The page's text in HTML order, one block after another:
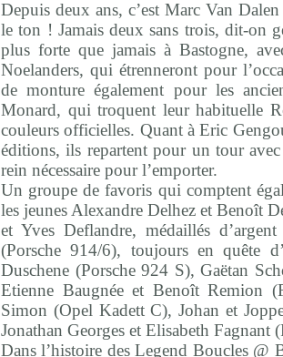
Depuis deux ans, c’est Marc Van
le ton ! Jamais deux sans trois, dit-on
plus forte que jamais à Bastogne,
Noelanders, qui étrenneront pour
de monture également pour les
Monard, qui troquent leur habituelle
couleurs officielles. Quant à Eric
éditions, ils repartent pour un tour
rein nécessaire pour l’emporter.
Un groupe de favoris qui comptent
les jeunes Alexandre Delhez et Benoît
et Yves Deflandre, médaillés
(Porsche 914/6), toujours en quête
Duschene (Porsche 924 S), Gaëtan
Etienne Baugnée et Benoît Remion
Simon (Opel Kadett C), Johan et
Jonathan Georges et Elisabeth Fagnant
Dans l’histoire des Legend Boucles @